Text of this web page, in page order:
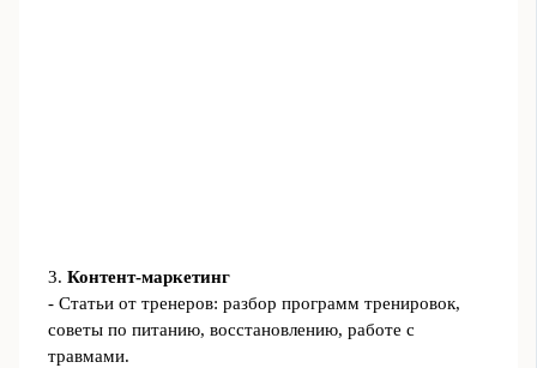
3. Контент-маркетинг
- Статьи от тренеров: разбор программ тренировок,
советы по питанию, восстановлению, работе с
травмами.